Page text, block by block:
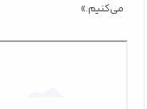
می‌کنیم.»